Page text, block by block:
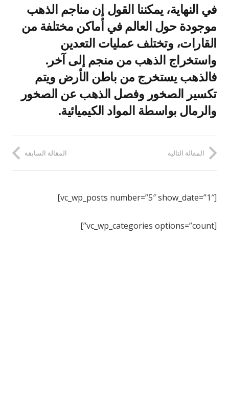
في النهاية، يمكننا القول إن مناجم الذهب
موجودة حول العالم في أماكن مختلفة من
القارات، وتختلف عمليات التعدين
واستخراج الذهب من منجم إلى آخر.
فالذهب يستخرج من باطن الأرض ويتم
تكسير الصخور وفصل الذهب عن الصخور
والرمال بواسطة المواد الكيميائية.
المقالة السابقة المقالة التالية
[vc_wp_posts number=”5″ show_date=”1″]
[vc_wp_categories options=”count”]